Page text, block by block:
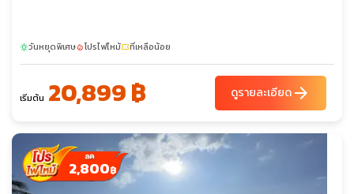
sunnyวันหยุดพิเศษlocal_fire_departmentโปรไฟไหม้confirmation_numberที่เหลือน้อย
เริ่มต้น 20,899 ฿ ดูรายละเอียดarrow_forward
2,800฿